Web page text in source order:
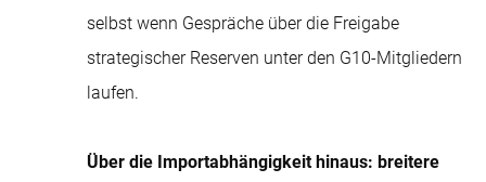
selbst wenn Gespräche über die Freigabe
strategischer Reserven unter den G10-Mitgliedern
laufen.
Über die Importabhängigkeit hinaus: breitere